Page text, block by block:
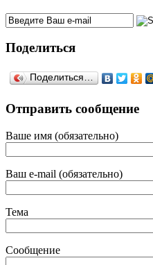
Поделиться
Поделиться…
Отправить сообщение
Ваше имя (обязательно)
Ваш e-mail (обязательно)
Тема
Сообщение